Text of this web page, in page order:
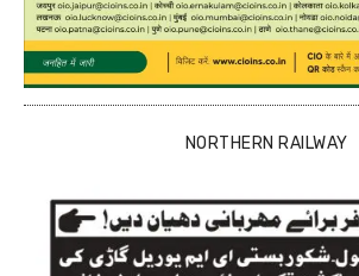
NORTHERN RAILWAY